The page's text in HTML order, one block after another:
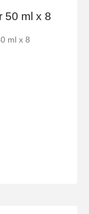
50 ml x 8
ml x 8